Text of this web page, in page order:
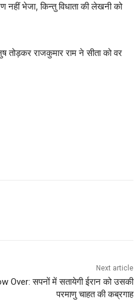
नहीं भेजा, किन्तु विधाता की लेखनी को
राजकुमार राम ने सीता को वर
Next article
Over: सपनों में सतायेगी ईरान को उसकी
परमाणु चाहत की कब्रगाह